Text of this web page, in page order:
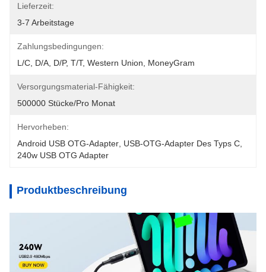
Lieferzeit:
3-7 Arbeitstage
Zahlungsbedingungen:
L/C, D/A, D/P, T/T, Western Union, MoneyGram
Versorgungsmaterial-Fähigkeit:
500000 Stücke/pro Monat
Hervorheben:
Android USB OTG-Adapter USB-OTG-Adapter Des Typs C
240w USB OTG Adapter
Produktbeschreibung